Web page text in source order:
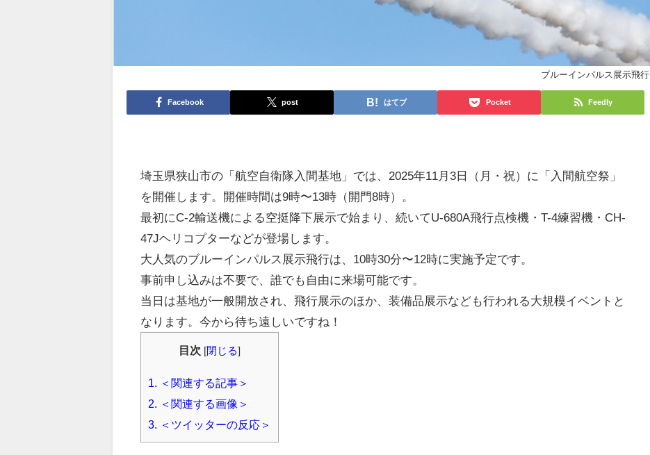
ブルーインパルス展示飛行
Facebook post はてブ Pocket Feedly
埼玉県狭山市の「航空自衛隊入間基地」では、2025年11月3日（月・祝）に「入間航空祭」
を開催します。開催時間は9時〜13時（開門8時）。
最初にC-2輸送機による空挺降下展示で始まり、続いてU-680A飛行点検機・T-4練習機・CH-
47Jヘリコプターなどが登場します。
大人気のブルーインパルス展示飛行は、10時30分〜12時に実施予定です。
事前申し込みは不要で、誰でも自由に来場可能です。
当日は基地が一般開放され、飛行展示のほか、装備品展示なども行われる大規模イベントと
なります。今から待ち遠しいですね！
目次 [閉じる]
1.
＜関連する記事＞
2.
＜関連する画像＞
3.
＜ツイッターの反応＞